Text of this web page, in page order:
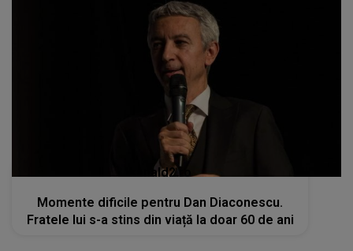
Momente dificile pentru Dan Diaconescu.
Fratele lui s-a stins din viață la doar 60 de ani